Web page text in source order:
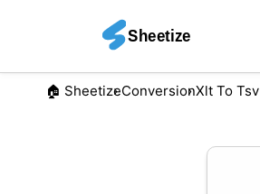
🏠︎ SheetizeConversionXlt To Tsv